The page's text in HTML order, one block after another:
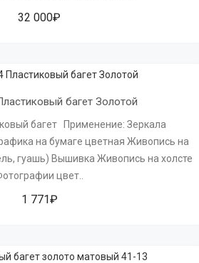
32 000₽
багет Золотой
багет Применение: Зеркала
на бумаге цветная Живопись на
гуашь) Вышивка Живопись на холсте
цвет..
1 771₽